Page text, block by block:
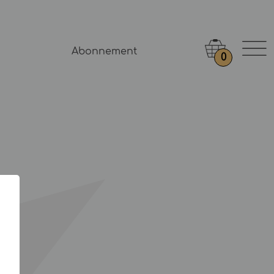
Abonnement
0